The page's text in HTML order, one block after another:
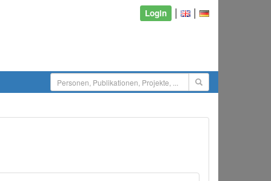
Login | |